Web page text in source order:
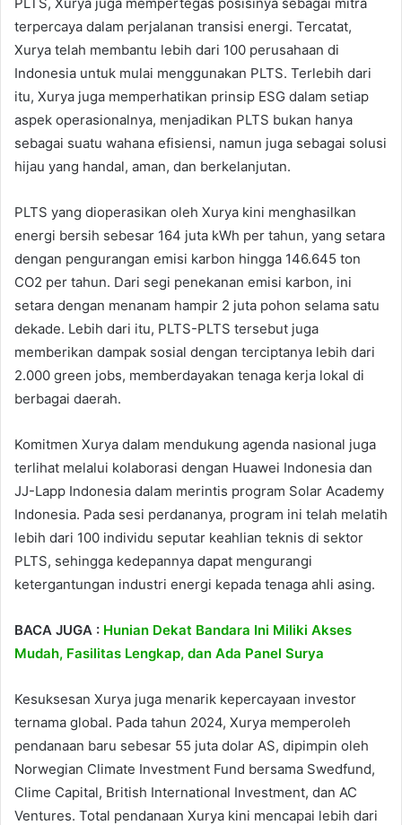
PLTS, Xurya juga mempertegas posisinya sebagai mitra
terpercaya dalam perjalanan transisi energi. Tercatat,
Xurya telah membantu lebih dari 100 perusahaan di
Indonesia untuk mulai menggunakan PLTS. Terlebih dari
itu, Xurya juga memperhatikan prinsip ESG dalam setiap
aspek operasionalnya, menjadikan PLTS bukan hanya
sebagai suatu wahana efisiensi, namun juga sebagai solusi
hijau yang handal, aman, dan berkelanjutan.
PLTS yang dioperasikan oleh Xurya kini menghasilkan
energi bersih sebesar 164 juta kWh per tahun, yang setara
dengan pengurangan emisi karbon hingga 146.645 ton
CO2 per tahun. Dari segi penekanan emisi karbon, ini
setara dengan menanam hampir 2 juta pohon selama satu
dekade. Lebih dari itu, PLTS-PLTS tersebut juga
memberikan dampak sosial dengan terciptanya lebih dari
2.000 green jobs, memberdayakan tenaga kerja lokal di
berbagai daerah.
Komitmen Xurya dalam mendukung agenda nasional juga
terlihat melalui kolaborasi dengan Huawei Indonesia dan
JJ-Lapp Indonesia dalam merintis program Solar Academy
Indonesia. Pada sesi perdananya, program ini telah melatih
lebih dari 100 individu seputar keahlian teknis di sektor
PLTS, sehingga kedepannya dapat mengurangi
ketergantungan industri energi kepada tenaga ahli asing.
BACA JUGA : Hunian Dekat Bandara Ini Miliki Akses
Mudah, Fasilitas Lengkap, dan Ada Panel Surya
Kesuksesan Xurya juga menarik kepercayaan investor
ternama global. Pada tahun 2024, Xurya memperoleh
pendanaan baru sebesar 55 juta dolar AS, dipimpin oleh
Norwegian Climate Investment Fund bersama Swedfund,
Clime Capital, British International Investment, dan AC
Ventures. Total pendanaan Xurya kini mencapai lebih dari